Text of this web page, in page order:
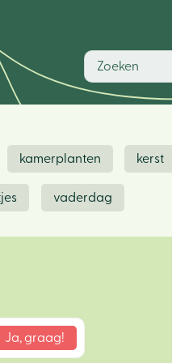
kamerplanten kerst
vaderdag